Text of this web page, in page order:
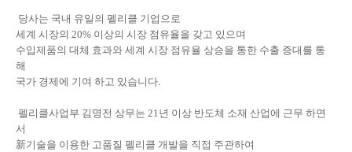
당사는 국내 유일의 펠리클 기업으로
세계 시장의 20% 이상의 시장 점유율을 갖고 있으며
수입제품의 대체 효과와 세계 시장 점유율 상승을 통한 수출 증대를 통
해
국가 경제에 기여 하고 있습니다.
펠리클사업부 김명전 상무는 21년 이상 반도체 소재 산업에 근무 하면
서
新기술을 이용한 고품질 펠리클 개발을 직접 주관하여